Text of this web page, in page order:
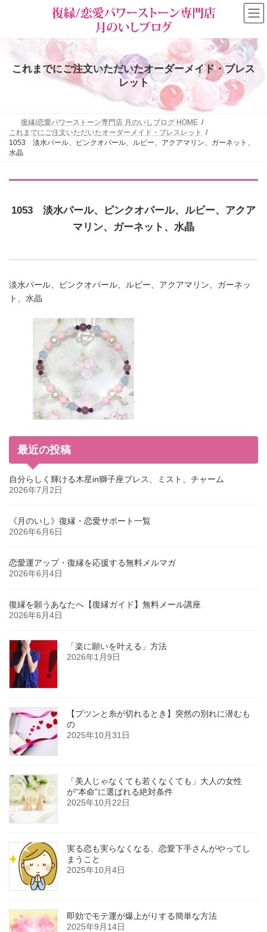
これまでにご注文いただいたオーダーメイド・ブレス
レット
復縁/恋愛パワーストーン専門店 月のいしブログ HOME
これまでにご注文いただいたオーダーメイド・ブレスレット
1053 淡水パール、ピンクオパール、ルビー、アクアマリン、ガーネット、
水晶
1053 淡水パール、ピンクオパール、ルビー、アクア
マリン、ガーネット、水晶
淡水パール、ピンクオパール、ルビー、アクアマリン、ガーネッ
ト、水晶
最近の投稿
自分らしく輝ける木星in獅子座ブレス、ミスト、チャーム
2026年7月2日
《月のいし》復縁・恋愛サポート一覧
2026年6月6日
恋愛運アップ・復縁を応援する無料メルマガ
2026年6月4日
復縁を願うあなたへ【復縁ガイド】無料メール講座
2026年6月4日
「楽に願いを叶える」方法
2026年1月9日
【プツンと糸が切れるとき】突然の別れに潜むも
の
2025年10月31日
「美人じゃなくても若くなくても」大人の女性
が“本命”に選ばれる絶対条件
2025年10月22日
実る恋も実らなくなる、恋愛下手さんがやってし
まうこと
2025年10月4日
即効でモテ運が爆上がりする簡単な方法
2025年9月14日